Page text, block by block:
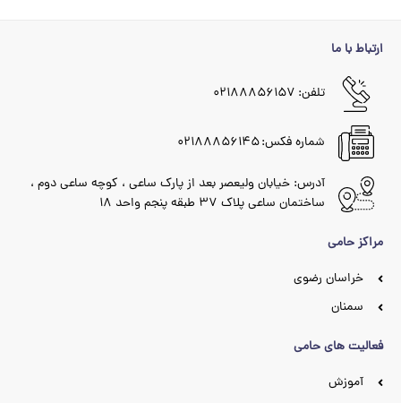
ارتباط با ما
تلفن: ۰۲۱۸۸۸۵۶۱۵۷
شماره فکس: ۰۲۱۸۸۸۵۶۱۴۵
آدرس: خیابان ولیعصر بعد از پارک ساعی ، کوچه ساعی دوم ،
ساختمان ساعی پلاک ۳۷ طبقه پنجم واحد ۱۸
مراکز حامی
خراسان رضوی
سمنان
فعالیت های حامی
آموزش